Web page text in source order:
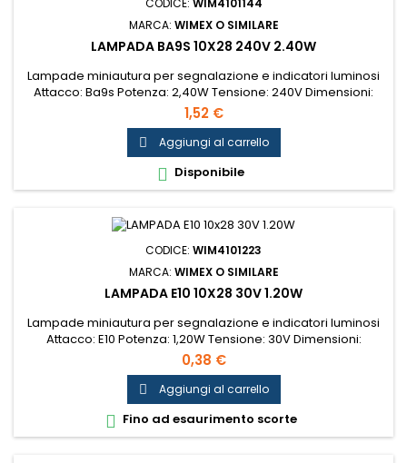
CODICE: WIM4101144
MARCA: WIMEX O SIMILARE
LAMPADA BA9S 10X28 240V 2.40W
Lampade miniautura per segnalazione e indicatori luminosi
Attacco: Ba9s Potenza: 2,40W Tensione: 240V Dimensioni:
10x28mm...
1,52 €
 Aggiungi al carrello
 Disponibile
CODICE: WIM4101223
MARCA: WIMEX O SIMILARE
LAMPADA E10 10X28 30V 1.20W
Lampade miniautura per segnalazione e indicatori luminosi
Attacco: E10 Potenza: 1,20W Tensione: 30V Dimensioni:
10x28mm...
0,38 €
 Aggiungi al carrello
 Fino ad esaurimento scorte